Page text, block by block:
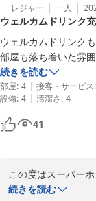
スーパーホテル大
にやさしい料理を
き何よりでございま
また、私どものス
いたします。
お客様に気持ち良
おりますので、ひ
ります。
このようなお声を
今後も心地よい滞
レジャー 一人
ウェルカムドリンク
ウェルカムドリンク
部屋も落ち着いた雰
続きを読む
部屋: 4 | 接客・サービス:
設備: 4 | 清潔さ: 4
41
この度はスーパー
うございます。心よ
続きを読む